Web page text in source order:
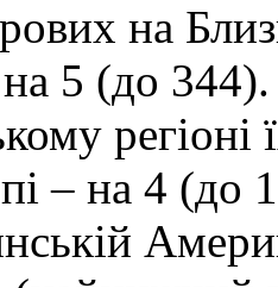
на
5 (до
регіоні
– на 4 (до